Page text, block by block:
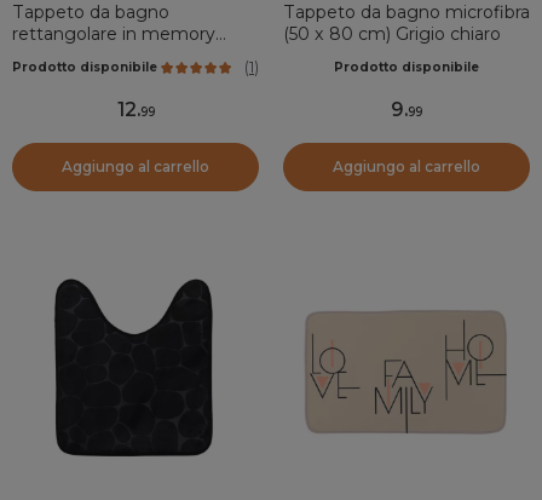
Tappeto da bagno
rettangolare in memory
Azzurro
Prodotto disponibile (1)
12.99
Aggiungo al carrello
Tappeto da bagno microfibra
(50 x 80 cm) Grigio chiaro
Prodotto disponibile
9.99
Aggiungo al carrello